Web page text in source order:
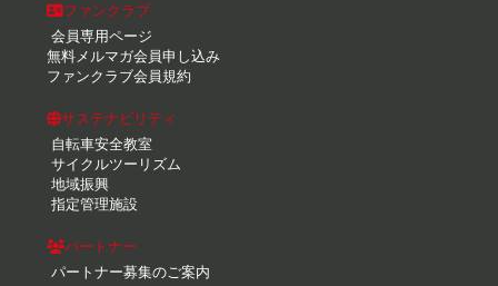
ファンクラブ
会員専用ページ
無料メルマガ会員申し込み
ファンクラブ会員規約
サステナビリティ
自転車安全教室
サイクルツーリズム
地域振興
指定管理施設
パートナー
パートナー募集のご案内